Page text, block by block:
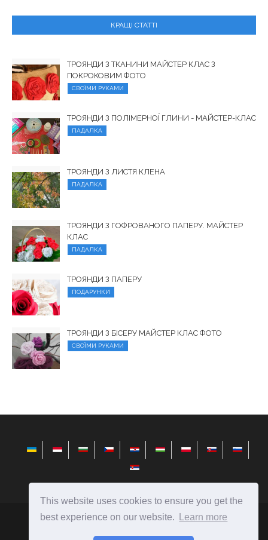
This website uses cookies to ensure you get the
best experience on our website.
Learn more
КРАЩІ СТАТТІ
ТРОЯНДИ З ТКАНИНИ МАЙСТЕР КЛАС З
ПОКРОКОВИМ ФОТО
СВОЇМИ РУКАМИ
ТРОЯНДИ З ПОЛІМЕРНОЇ ГЛИНИ - МАЙСТЕР-КЛАС
ПАДАЛКА
ТРОЯНДИ З ЛИСТЯ КЛЕНА
ПАДАЛКА
ТРОЯНДИ З ГОФРОВАНОГО ПАПЕРУ. МАЙСТЕР
КЛАС
ПАДАЛКА
ТРОЯНДИ З ПАПЕРУ
ПОДАРУНКИ
ТРОЯНДИ З БІСЕРУ МАЙСТЕР КЛАС ФОТО
СВОЇМИ РУКАМИ
2026